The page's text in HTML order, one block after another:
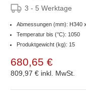
3 - 5 Werktage
Abmessungen (mm): H340
Temperatur bis (°C): 1050
Produktgewicht (kg): 15
680,65 €
809,97 € inkl. MwSt.